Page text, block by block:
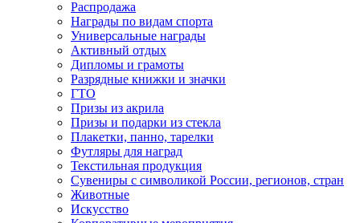
Распродажа
Награды по видам спорта
Универсальные награды
Активный отдых
Дипломы и грамоты
Разрядные книжки и значки
ГТО
Призы из акрила
Призы и подарки из стекла
Плакетки, панно, тарелки
Футляры для наград
Текстильная продукция
Сувениры с символикой России, регионов, стран
Животные
Искусство